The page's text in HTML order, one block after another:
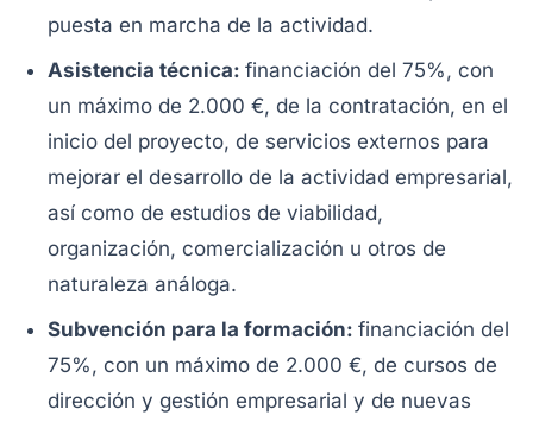
puesta en marcha de la actividad.
Asistencia técnica: financiación del 75%, con
un máximo de 2.000 €, de la contratación, en el
inicio del proyecto, de servicios externos para
mejorar el desarrollo de la actividad empresarial,
así como de estudios de viabilidad,
organización, comercialización u otros de
naturaleza análoga.
Subvención para la formación: financiación del
75%, con un máximo de 2.000 €, de cursos de
dirección y gestión empresarial y de nuevas